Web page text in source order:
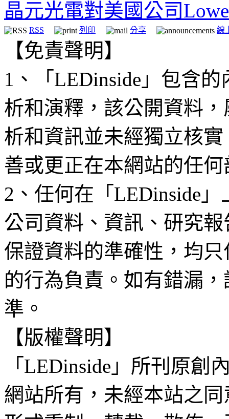
晶元光電對美國公司
RSS 列印 分享 線
【免責聲明】
1、「LEDinside」包含
析和演釋，該公開資料
析和資訊並未經獨立核
善或更正在本網站的任
2、任何在「LEDinside
公司資料、資訊、研究
保證資料的準確性，均
的行為負責。如有錯漏
準。
【版權聲明】
「LEDinside」所刊原創
網站所有，未經本站之